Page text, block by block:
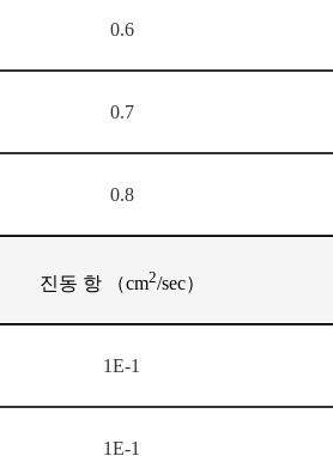
0.6
0.7
0.8
진동 항 （cm2/sec）
1E-1
1E-1